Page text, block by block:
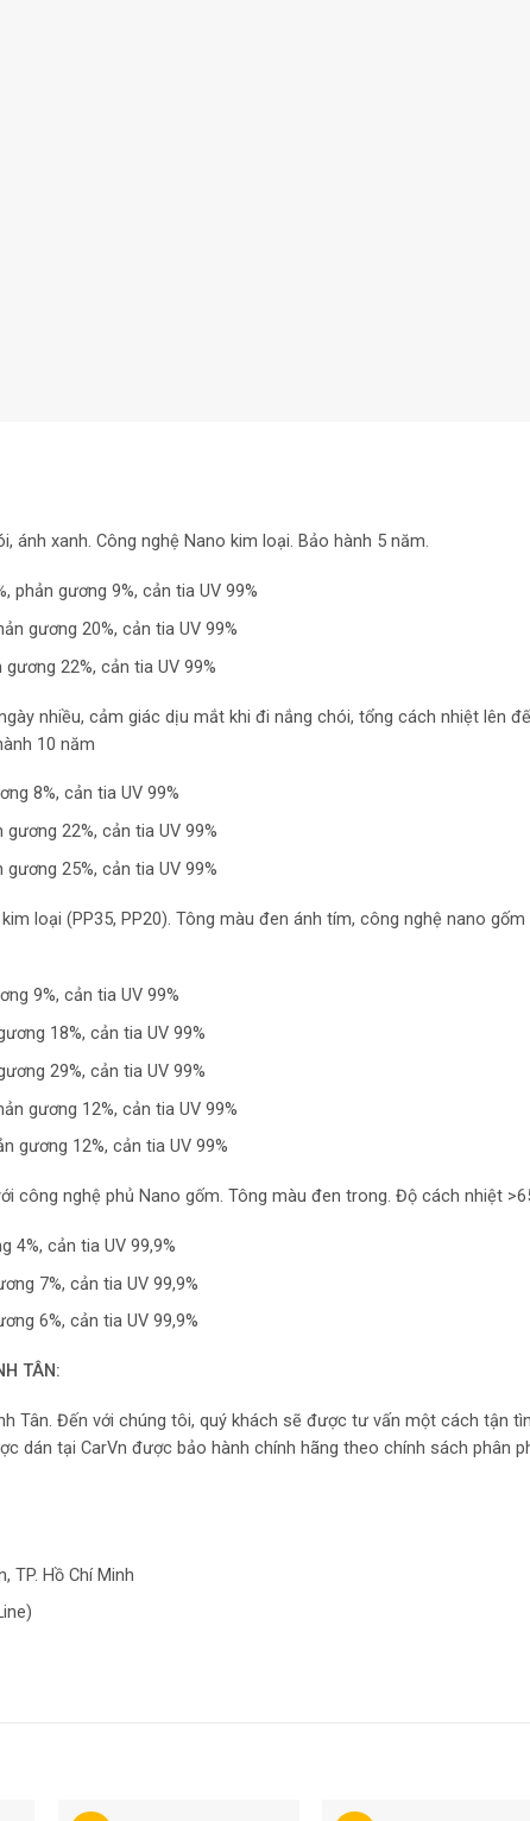
ánh xanh. Công nghệ Nano kim loại. Bảo hành 5 năm.
phản gương 9%, cản tia UV 99%
gương 20%, cản tia UV 99%
22%, cản tia UV 99%
nhiều, cảm giác dịu mắt khi đi nắng chói, tổng cách nhiệt lên
10 năm
8%, cản tia UV 99%
22%, cản tia UV 99%
25%, cản tia UV 99%
loại (PP35, PP20). Tông màu đen ánh tím, công nghệ nano gốm
9%, cản tia UV 99%
18%, cản tia UV 99%
29%, cản tia UV 99%
gương 12%, cản tia UV 99%
gương 12%, cản tia UV 99%
công nghệ phủ Nano gốm. Tông màu đen trong. Độ cách nhiệt
4%, cản tia UV 99,9%
7%, cản tia UV 99,9%
6%, cản tia UV 99,9%
TÂN:
Tân. Đến với chúng tôi, quý khách sẽ được tư vấn một cách tận
dán tại CarVn được bảo hành chính hãng theo chính sách phân
TP. Hồ Chí Minh